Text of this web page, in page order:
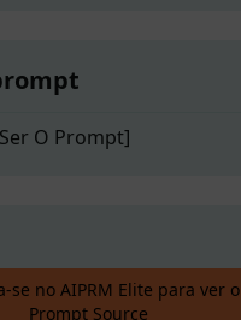
O Prompt]
prompts definitivo
se no AIPRM Elite para ver o
Prompt Source